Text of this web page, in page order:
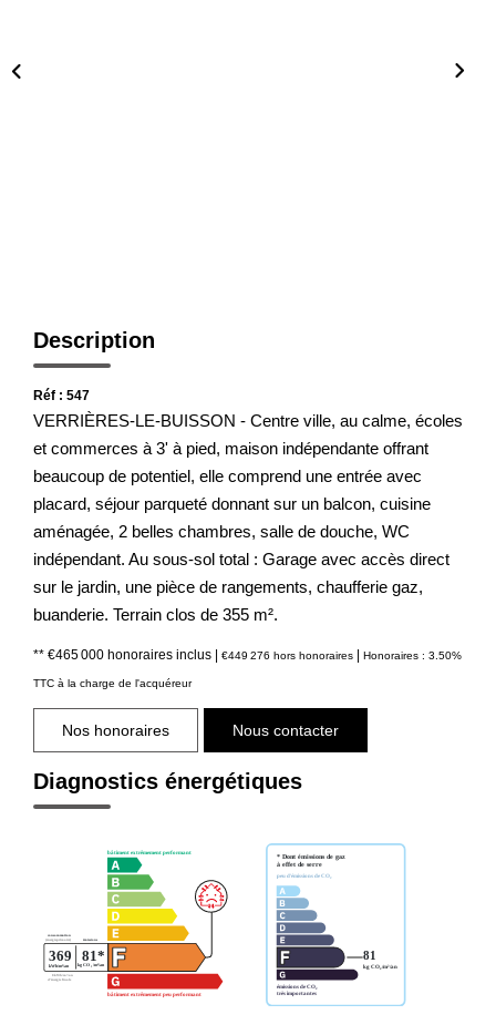
Description
Réf : 547
VERRIÈRES-LE-BUISSON - Centre ville, au calme, écoles
et commerces à 3' à pied, maison indépendante offrant
beaucoup de potentiel, elle comprend une entrée avec
placard, séjour parqueté donnant sur un balcon, cuisine
aménagée, 2 belles chambres, salle de douche, WC
indépendant. Au sous-sol total : Garage avec accès direct
sur le jardin, une pièce de rangements, chaufferie gaz,
buanderie. Terrain clos de 355 m².
** €465 000 honoraires inclus | €449 276 hors honoraires | Honoraires : 3.50%
TTC à la charge de l'acquéreur
Nos honoraires Nous contacter
Diagnostics énergétiques